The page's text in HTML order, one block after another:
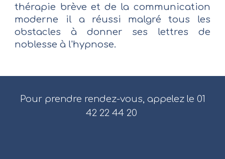
thérapie brève et de la communication
moderne il a réussi malgré tous les
obstacles à donner ses lettres de
noblesse à l'hypnose.
Pour prendre rendez-vous, appelez le 01
42 22 44 20